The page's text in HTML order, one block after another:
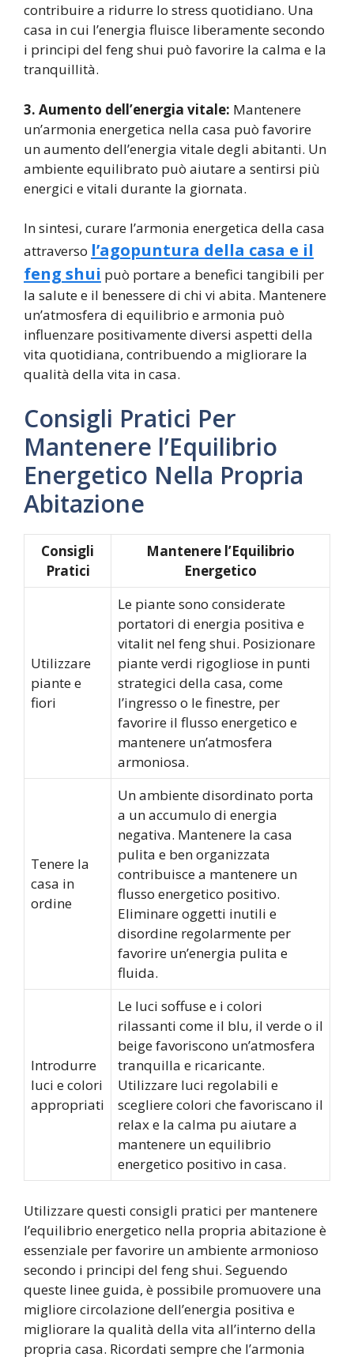
contribuire a ridurre lo stress quotidiano. Una
casa in cui l’energia fluisce liberamente secondo
i principi del feng shui può favorire la calma e la
tranquillità.
3. Aumento dell’energia vitale: Mantenere
un’armonia energetica nella casa può favorire
un aumento dell’energia vitale degli abitanti. Un
ambiente equilibrato può aiutare a sentirsi più
energici e vitali durante la giornata.
In sintesi, curare l’armonia energetica della casa
attraverso l’agopuntura della casa e il
feng shui può portare a benefici tangibili per
la salute e il benessere di chi vi abita. Mantenere
un’atmosfera di equilibrio e armonia può
influenzare positivamente diversi aspetti della
vita quotidiana, contribuendo a migliorare la
qualità della vita in casa.
Consigli Pratici Per
Mantenere l’Equilibrio
Energetico Nella Propria
Abitazione
Consigli
Pratici
Mantenere l’Equilibrio
Energetico
Utilizzare
piante e
fiori
Le piante sono considerate
portatori di energia positiva e
vitalit nel feng shui. Posizionare
piante verdi rigogliose in punti
strategici della casa, come
l’ingresso o le finestre, per
favorire il flusso energetico e
mantenere un’atmosfera
armoniosa.
Tenere la
casa in
ordine
Un ambiente disordinato porta
a un accumulo di energia
negativa. Mantenere la casa
pulita e ben organizzata
contribuisce a mantenere un
flusso energetico positivo.
Eliminare oggetti inutili e
disordine regolarmente per
favorire un’energia pulita e
fluida.
Introdurre
luci e colori
appropriati
Le luci soffuse e i colori
rilassanti come il blu, il verde o il
beige favoriscono un’atmosfera
tranquilla e ricaricante.
Utilizzare luci regolabili e
scegliere colori che favoriscano il
relax e la calma pu aiutare a
mantenere un equilibrio
energetico positivo in casa.
Utilizzare questi consigli pratici per mantenere
l’equilibrio energetico nella propria abitazione è
essenziale per favorire un ambiente armonioso
secondo i principi del feng shui. Seguendo
queste linee guida, è possibile promuovere una
migliore circolazione dell’energia positiva e
migliorare la qualità della vita all’interno della
propria casa. Ricordati sempre che l’armonia